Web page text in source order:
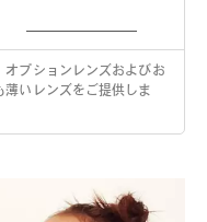
オプションレンズおよびお
いレンズをご提供しま